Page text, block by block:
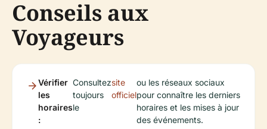
Conseils aux
Voyageurs
Vérifier
les
horaires
:
Consultez
toujours
le
site
officiel
ou les réseaux sociaux
pour connaître les derniers
horaires et les mises à jour
des événements.